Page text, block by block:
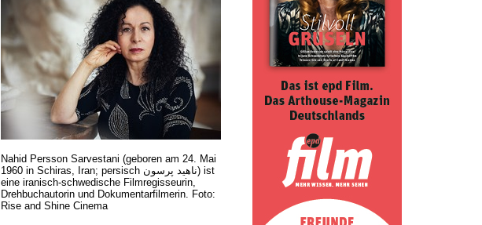
Nahid Persson Sarvestani (geboren am 24. Mai
1960 in Schiras, Iran; persisch ناهید پرسون) ist
eine iranisch-schwedische Filmregisseurin,
Drehbuchautorin und Dokumentarfilmerin. Foto:
Rise and Shine Cinema